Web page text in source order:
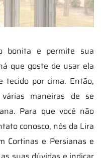
bonita e permite sua
que goste de usar ela
tecido por cima. Então,
maneiras de se
Para que você não
conosco, nós da Lira
Cortinas e Persianas e